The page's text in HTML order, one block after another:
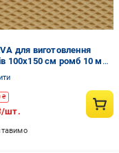
для виготовлення
100х150 см ромб 10 мм
(10182892)
₴
шт.